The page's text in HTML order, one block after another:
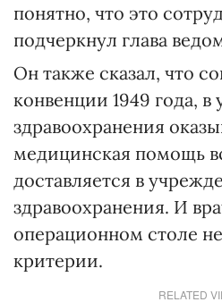
понятно, что это
подчеркнул глава
Он также сказал, что
конвенции 1949 года,
здравоохранения
медицинская помощь
доставляется в
здравоохранения. И
операционном столе
критерии.
RELATED